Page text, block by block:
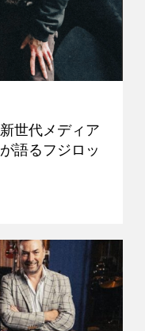
世代メディア
語るフジロッ